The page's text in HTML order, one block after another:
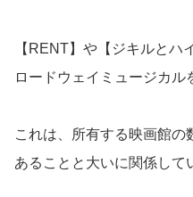
【RENT】や【ジキルとハ
ロードウェイミュージカル
これは、所有する映画館
あることと大いに関係して